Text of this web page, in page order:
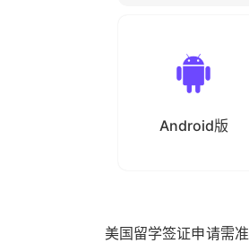
Android版
美国留学签证申请需